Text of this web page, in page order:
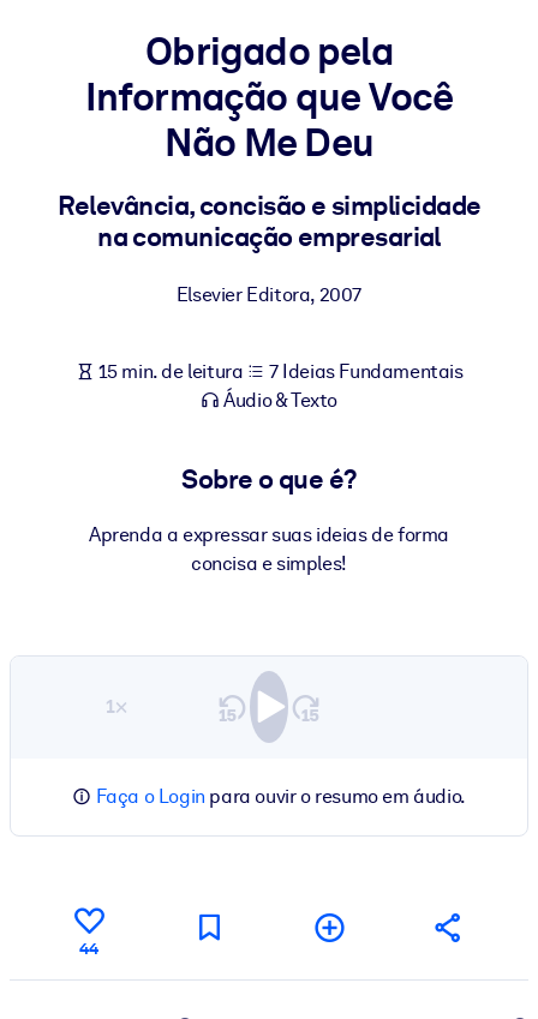
POR SISTEMA
Para LMS/LXP
Leve conhecimento verificado e conciso para seu LMS/LXP para
Para bibliotecas corporativas
negócios confiável e pronto para uso.
Alimente seus sistemas de IA com conhecimento confiável e
estruturado para melhorar os resultados.
Obrigado pela
Informação que Você
Não Me Deu
Relevância, concisão e simplicidade
na comunicação empresarial
Elsevier Editora, 2007
15 min. de leitura
7 Ideias Fundamentais
Áudio & Texto
Sobre o que é?
Aprenda a expressar suas ideias de forma
concisa e simples!
1×
Faça o Login para ouvir o resumo em áudio.
44